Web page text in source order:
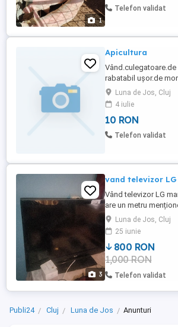
1
Telefon validat
Apicultura
rabatabil ușor.de
Luna de Jos, Cluj
4 iulie
10 RON
Telefon validat
3
vand televizor LG
Vând televizor LG
are un metru
are telecomanda dar
Luna de Jos, Cluj
25 iunie
800 RON
1,000 RON
Telefon validat
Publi24 Cluj Luna de Jos Anunturi